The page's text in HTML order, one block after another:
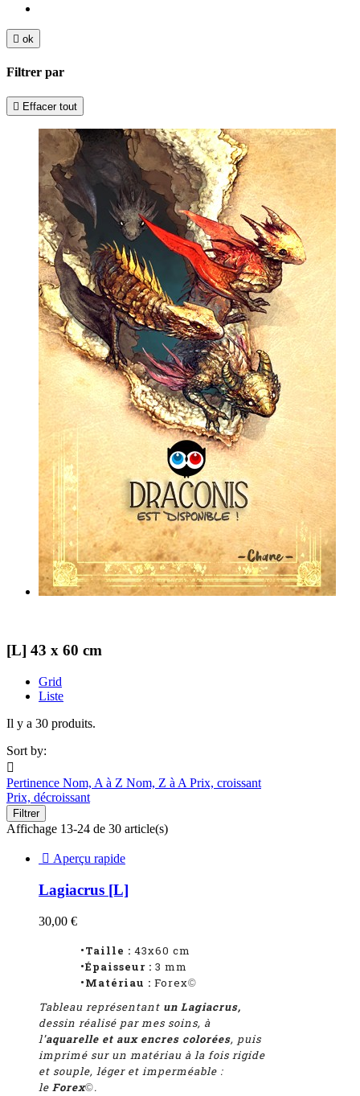
 ok
Filtrer par
 Effacer tout
[L] 43 x 60 cm
Grid
Liste
Il y a 30 produits.
Sort by:

Pertinence Nom, A à Z Nom, Z à A Prix, croissant
Prix, décroissant
Filtrer
Affichage 13-24 de 30 article(s)
 Aperçu rapide
Lagiacrus [L]
30,00 €
•Taille : 43x60 cm
•Épaisseur : 3 mm
•Matériau : Forex©
Tableau représentant un Lagiacrus,
dessin réalisé par mes soins, à
l'aquarelle et aux encres colorées, puis
imprimé sur un matériau à la fois rigide
et souple, léger et imperméable :
le Forex©.